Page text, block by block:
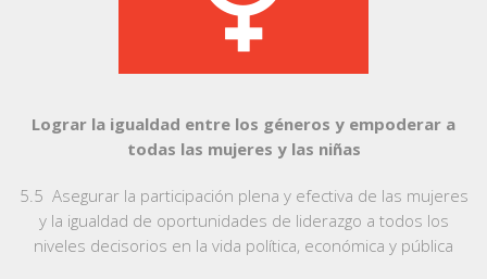
Lograr la igualdad entre los géneros y empoderar a
todas las mujeres y las niñas
5.5 Asegurar la participación plena y efectiva de las mujeres
y la igualdad de oportunidades de liderazgo a todos los
niveles decisorios en la vida política, económica y pública